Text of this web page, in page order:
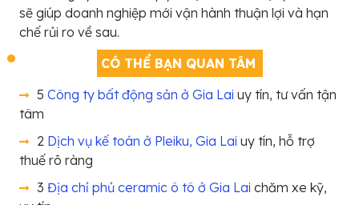
sẽ giúp doanh nghiệp mới vận hành thuận lợi và hạn
chế rủi ro về sau.
CÓ THỂ BẠN QUAN TÂM
5 Công ty bất động sản ở Gia Lai uy tín, tư vấn tận
tâm
2 Dịch vụ kế toán ở Pleiku, Gia Lai uy tín, hỗ trợ
thuế rõ ràng
3 Địa chỉ phủ ceramic ô tô ở Gia Lai chăm xe kỹ,